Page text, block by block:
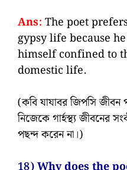
Ans: The poet
gypsy life because
himself confined to
domestic life.
(কবি যাযাবর জিপসি জীবন
নিজেকে গার্হস্থ্য জীবনের
পছন্দ করেন না।)